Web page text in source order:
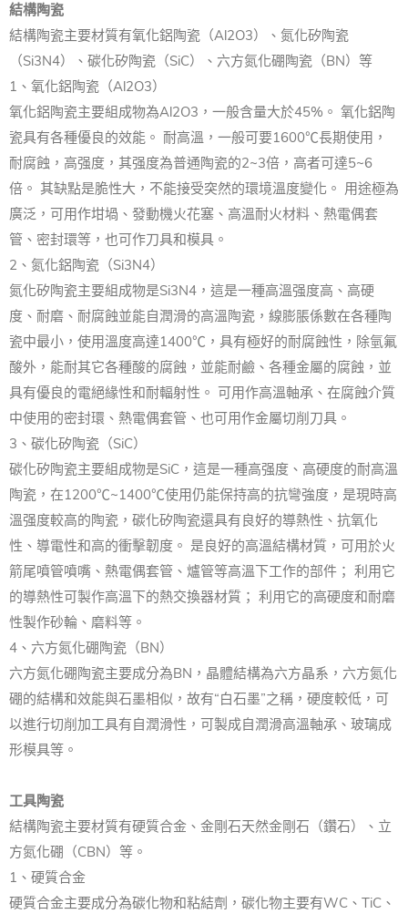
結構陶瓷
結構陶瓷主要材質有氧化鋁陶瓷（Al2O3）、氮化矽陶瓷
（Si3N4）、碳化矽陶瓷（SiC）、六方氮化硼陶瓷（BN）等
1、氧化鋁陶瓷（Al2O3）
氧化鋁陶瓷主要組成物為Al2O3，一般含量大於45%。 氧化鋁陶
瓷具有各種優良的效能。 耐高溫，一般可要1600℃長期使用，
耐腐蝕，高强度，其强度為普通陶瓷的2~3倍，高者可達5~6
倍。 其缺點是脆性大，不能接受突然的環境溫度變化。 用途極為
廣泛，可用作坩堝、發動機火花塞、高溫耐火材料、熱電偶套
管、密封環等，也可作刀具和模具。
2、氮化鋁陶瓷（Si3N4）
氮化矽陶瓷主要組成物是Si3N4，這是一種高溫强度高、高硬
度、耐磨、耐腐蝕並能自潤滑的高溫陶瓷，線膨脹係數在各種陶
瓷中最小，使用溫度高達1400℃，具有極好的耐腐蝕性，除氫氟
酸外，能耐其它各種酸的腐蝕，並能耐鹼、各種金屬的腐蝕，並
具有優良的電絕緣性和耐輻射性。 可用作高溫軸承、在腐蝕介質
中使用的密封環、熱電偶套管、也可用作金屬切削刀具。
3、碳化矽陶瓷（SiC）
碳化矽陶瓷主要組成物是SiC，這是一種高强度、高硬度的耐高溫
陶瓷，在1200℃~1400℃使用仍能保持高的抗彎強度，是現時高
溫强度較高的陶瓷，碳化矽陶瓷還具有良好的導熱性、抗氧化
性、導電性和高的衝擊韌度。 是良好的高溫結構材質，可用於火
箭尾噴管噴嘴、熱電偶套管、爐管等高溫下工作的部件； 利用它
的導熱性可製作高溫下的熱交換器材質； 利用它的高硬度和耐磨
性製作砂輪、磨料等。
4、六方氮化硼陶瓷（BN）
六方氮化硼陶瓷主要成分為BN，晶體結構為六方晶系，六方氮化
硼的結構和效能與石墨相似，故有“白石墨”之稱，硬度較低，可
以進行切削加工具有自潤滑性，可製成自潤滑高溫軸承、玻璃成
形模具等。
工具陶瓷
結構陶瓷主要材質有硬質合金、金剛石天然金剛石（鑽石）、立
方氮化硼（CBN）等。
1、硬質合金
硬質合金主要成分為碳化物和粘結劑，碳化物主要有WC、TiC、